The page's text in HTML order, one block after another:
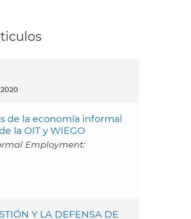
de la economía informal
la OIT y WIEGO
Employment:
Y LA DEFENSA DE